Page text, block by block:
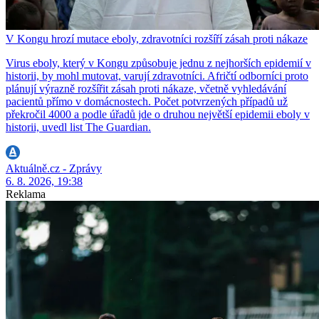
V Kongu hrozí mutace eboly, zdravotníci rozšíří zásah proti nákaze
Virus eboly, který v Kongu způsobuje jednu z nejhorších epidemií v
historii, by mohl mutovat, varují zdravotníci. Afričtí odborníci proto
plánují výrazně rozšířit zásah proti nákaze, včetně vyhledávání
pacientů přímo v domácnostech. Počet potvrzených případů už
překročil 4000 a podle úřadů jde o druhou největší epidemii eboly v
historii, uvedl list The Guardian.
Aktuálně.cz - Zprávy
6. 8. 2026, 19:38
Reklama